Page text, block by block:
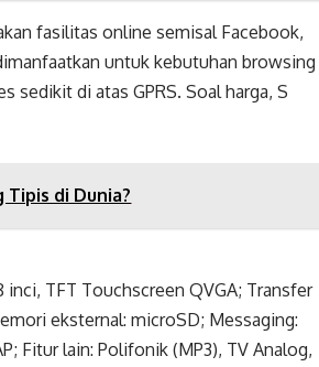
fasilitas online semisal Facebook,
untuk kebutuhan browsing
sedikit di atas GPRS. Soal harga, S
di Dunia?
inci, TFT Touchscreen QVGA; Transfer
eksternal: microSD; Messaging:
Fitur lain: Polifonik (MP3), TV Analog,